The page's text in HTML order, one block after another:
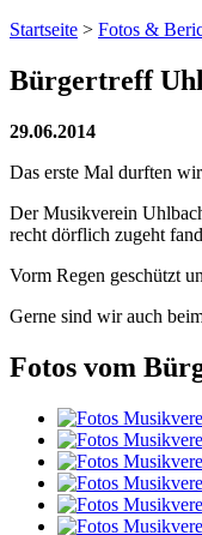
Startseite > Fotos &
Bürgertreff
29.06.2014
Das erste Mal durften
Der Musikverein
recht dörflich zugeht
Vorm Regen geschützt
Gerne sind wir auch
Fotos vom